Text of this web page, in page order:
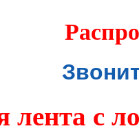
лента с